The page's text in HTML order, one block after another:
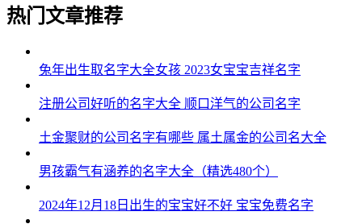
热门文章推荐
兔年出生取名字大全女孩 2023女宝宝吉祥名字
注册公司好听的名字大全 顺口洋气的公司名字
土金聚财的公司名字有哪些 属土属金的公司名大全
男孩霸气有涵养的名字大全（精选480个）
2024年12月18日出生的宝宝好不好 宝宝免费名字